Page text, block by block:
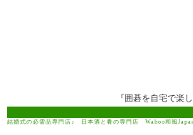
『囲碁を自宅で楽
結婚式の必需品専門店♪ 日本酒と肴の専門店 Wahoo和風